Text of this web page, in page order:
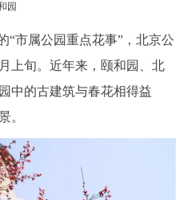
谈 图说互动
概览 人文北京
园
市属公园重点花事”，北京公
上旬。近年来，颐和园、北
中的古建筑与春花相得益
。